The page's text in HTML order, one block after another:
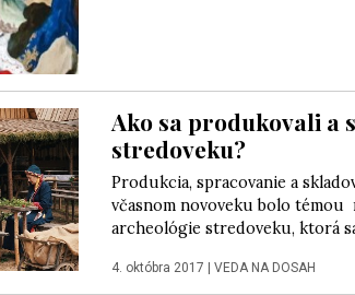
Ako sa produkovali a
stredoveku?
Produkcia, spracovanie a
včasnom novoveku bolo
archeológie stredoveku, ktorá
4. októbra 2017 VEDA NA DOSAH